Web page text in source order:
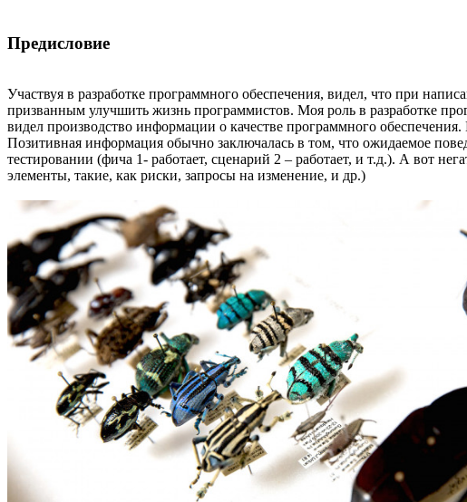
Предисловие
Участвуя в разработке программного обеспечения, видел, что при
призванным улучшить жизнь программистов. Моя роль в разработке
видел производство информации о качестве программного
Позитивная информация обычно заключалась в том, что ожидаемое
тестировании (фича 1- работает, сценарий 2 – работает, и т.д.). А вот
элементы, такие, как риски, запросы на изменение, и др.)